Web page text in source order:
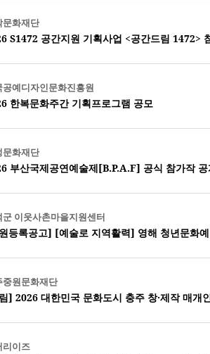
문화재단
S1472 공간지원 기획사업 <공간드림 1472>
공예디자인문화진흥원
한복문화주간 기획프로그램 공모
문화재단
부산국제공연예술제[B.P.A.F] 공식 참가작
군 이웃사촌마을지원센터
등록공고] [예술로 지역활력] 영해 청년문화
중원문화재단
] 2026 대한민국 문화도시 충주 창·제작 매개
리이즈